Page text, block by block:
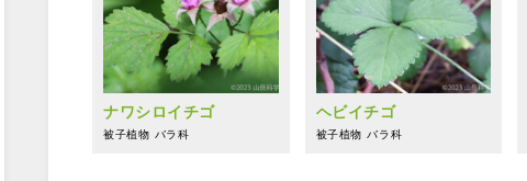
ナワシロイチゴ
被子植物 バラ科
ヘビイチゴ
被子植物 バラ科